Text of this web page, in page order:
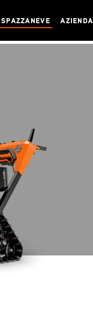
SPAZZANEVE AZIENDA